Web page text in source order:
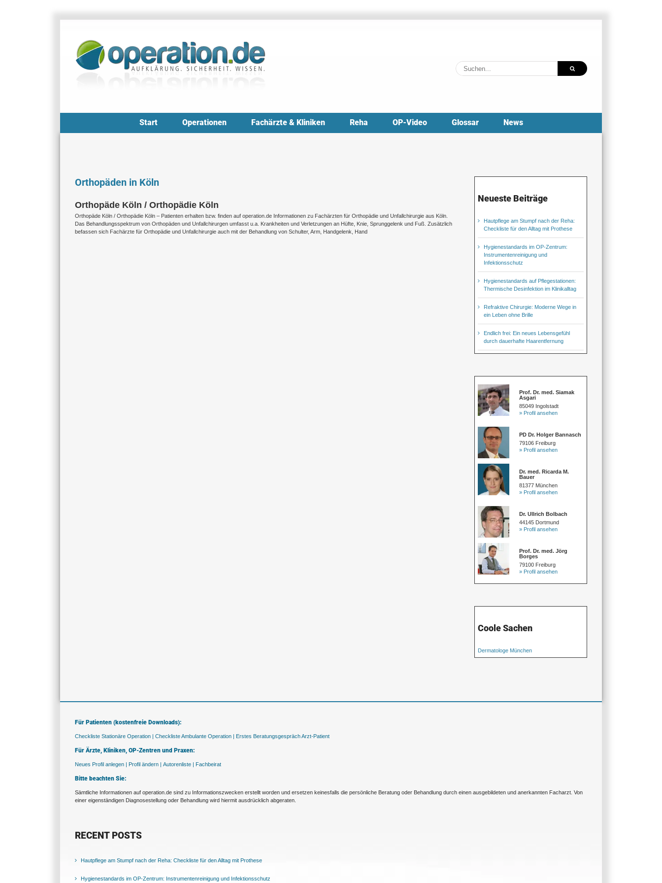
Suche
nach:
Start Operationen Fachärzte & Kliniken Reha OP-Video Glossar News
Orthopäden in Köln
Orthopäde Köln / Orthopädie Köln
Orthopäde Köln / Orthopädie Köln – Patienten erhalten bzw. finden auf operation.de Informationen zu Fachärzten für Orthopädie und Unfallchirurgie aus Köln.
Das Behandlungsspektrum von Orthopäden und Unfallchirurgen umfasst u.a. Krankheiten und Verletzungen an Hüfte, Knie, Sprunggelenk und Fuß. Zusätzlich
befassen sich Fachärzte für Orthopädie und Unfallchirurgie auch mit der Behandlung von Schulter, Arm, Handgelenk, Hand
Neueste Beiträge
Hautpflege am Stumpf nach der Reha:
Checkliste für den Alltag mit Prothese
Hygienestandards im OP-Zentrum:
Instrumentenreinigung und
Infektionsschutz
Hygienestandards auf Pflegestationen:
Thermische Desinfektion im Klinikalltag
Refraktive Chirurgie: Moderne Wege in
ein Leben ohne Brille
Endlich frei: Ein neues Lebensgefühl
durch dauerhafte Haarentfernung
Prof. Dr. med. Siamak
Asgari
85049 Ingolstadt
» Profil ansehen
PD Dr. Holger Bannasch
79106 Freiburg
» Profil ansehen
Dr. med. Ricarda M.
Bauer
81377 München
» Profil ansehen
Dr. Ullrich Bolbach
44145 Dortmund
» Profil ansehen
Prof. Dr. med. Jörg
Borges
79100 Freiburg
» Profil ansehen
Coole Sachen
Dermatologe München
Für Patienten (kostenfreie Downloads):
Checkliste Stationäre Operation | Checkliste Ambulante Operation | Erstes Beratungsgespräch Arzt-Patient
Für Ärzte, Kliniken, OP-Zentren und Praxen:
Neues Profil anlegen | Profil ändern | Autorenliste | Fachbeirat
Bitte beachten Sie:
Sämtliche Informationen auf operation.de sind zu Informationszwecken erstellt worden und ersetzen keinesfalls die persönliche Beratung oder Behandlung durch einen ausgebildeten und anerkannten Facharzt. Von
einer eigenständigen Diagnosestellung oder Behandlung wird hiermit ausdrücklich abgeraten.
RECENT POSTS
Hautpflege am Stumpf nach der Reha: Checkliste für den Alltag mit Prothese
Hygienestandards im OP-Zentrum: Instrumentenreinigung und Infektionsschutz